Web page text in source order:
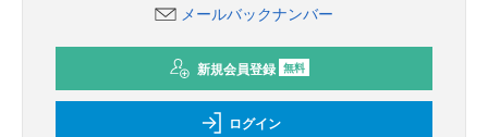
メールバックナンバー
新規会員登録 無料
ログイン